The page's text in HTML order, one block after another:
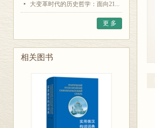
大变革时代的历史哲学：面向21...
更 多
相关图书